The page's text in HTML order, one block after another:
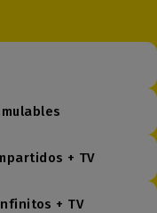
+ TV
+ TV